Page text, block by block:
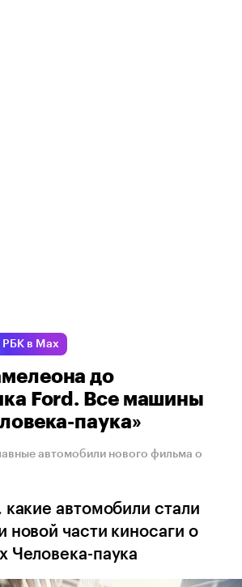
РБК в Max
до
Ford. Все машины
паука»
автомобили нового фильма о
какие автомобили стали
новой части киносаги о
Человека-паука